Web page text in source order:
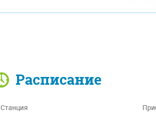
Расписание
Станция